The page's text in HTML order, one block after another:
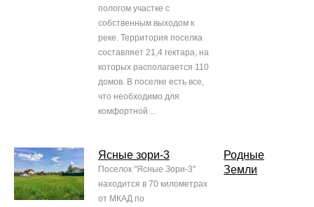
пологом участке с
собственным выходом к
реке. Территория поселка
составляет 21,4 гектара, на
которых располагается 110
домов. В поселке есть все,
что необходимо для
комфортной ...
Ясные зори-3
Поселок "Ясные Зори-3"
находится в 70 километрах
от МКАД по
Родные
Земли